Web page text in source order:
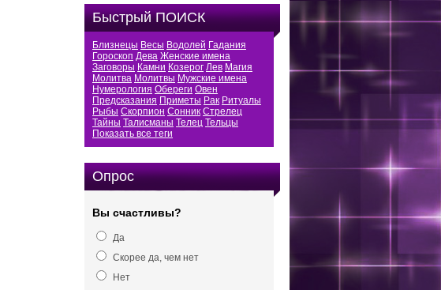
Быстрый ПОИСК
Близнецы Весы Водолей Гадания
Гороскоп Дева Женские имена
Заговоры Камни Козерог Лев Магия
Молитва Молитвы Мужские имена
Нумерология Обереги Овен
Предсказания Приметы Рак Ритуалы
Рыбы Скорпион Сонник Стрелец
Тайны Талисманы Телец Тельцы
Показать все теги
Опрос
Вы счастливы?
Да
Скорее да, чем нет
Нет